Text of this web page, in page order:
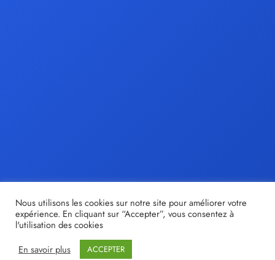
© tristan-moir.fr |Share out
Nous utilisons les cookies sur notre site pour améliorer votre
expérience. En cliquant sur “Accepter”, vous consentez à
l'utilisation des cookies
En savoir plus
ACCEPTER